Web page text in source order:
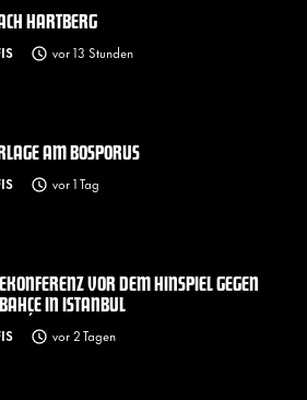
HARTBERG
vor 13 Stunden
AM BOSPORUS
vor 1 Tag
VOR DEM HINSPIEL GEGEN
IN ISTANBUL
vor 2 Tagen